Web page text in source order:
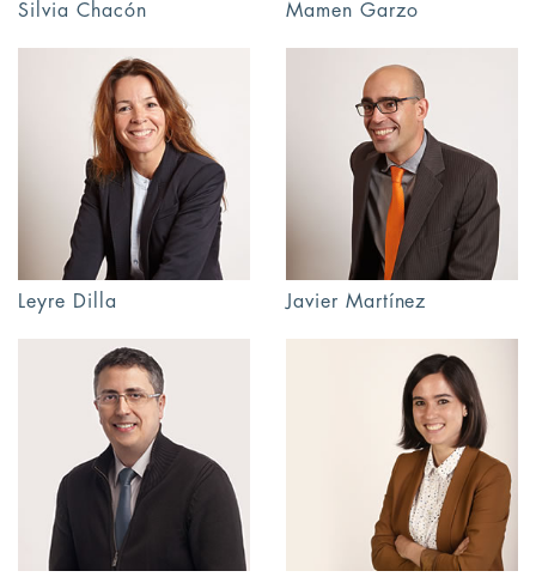
Silvia Chacón Mamen Garzo
Leyre Dilla Javier Martínez